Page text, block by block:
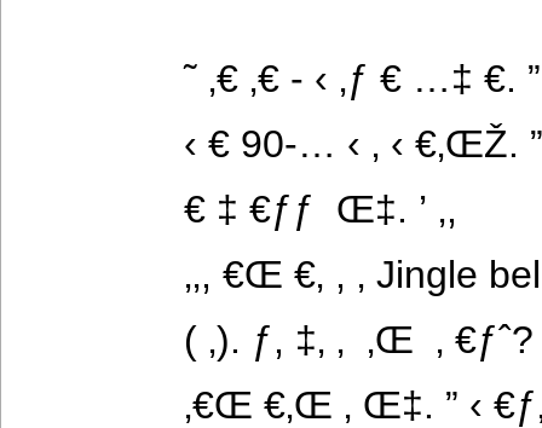
˜ ‚€ ‚€ - ‹ ‚ƒ € …‡ €. ”
‹ € 90-… ‹ ‚ ‹ €‚ŒŽ. ”
€ ‡ €ƒƒ  Œ‡. ’ ‚,
‚‚, €Œ €‚ , ‚ Jingle
( ‚). ƒ, ‡‚ ‚  ‚Œ  ‚ €ƒˆ?
‚€Œ €‚Œ ‚ Œ‡. ” ‹